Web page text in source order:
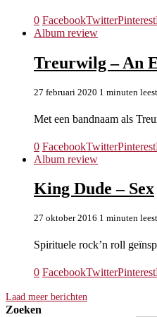
0 FacebookTwitterPinterest
Album review
Treurwilg – An
27 februari 2020 1 minuten
Met een bandnaam als
0 FacebookTwitterPinterest
Album review
King Dude – Sex
27 oktober 2016 1 minuten
Spirituele rock’n roll
0 FacebookTwitterPinterest
Laad meer berichten
Zoeken